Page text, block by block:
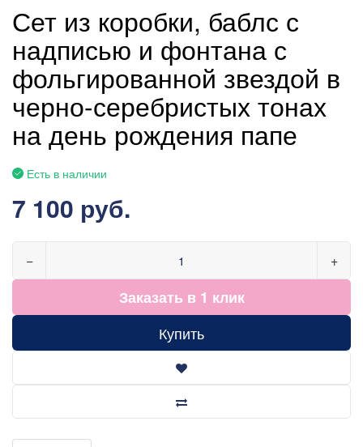
Сет из коробки, баблс с
надписью и фонтана с
фольгированной звездой в
черно-серебристых тонах
на день рождения папе
Есть в наличии
7 100 руб.
− +
Заказать в 1 клик
Купить